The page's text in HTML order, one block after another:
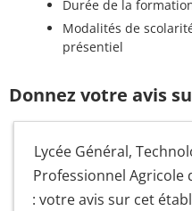
Durée de la
Modalités de
présentiel
Donnez votre avis
Lycée Général,
Professionnel Agricole
: votre avis sur cet